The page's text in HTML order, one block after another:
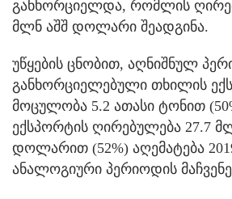
განხორციელდა, რომლის
მლნ აშშ დოლარი შეადგინა.
უწყების ცნობით, აღნიშნულ
განხორციელებული თხილის
მოცულობა 5.2 ათასი ტონით
ექსპორტის ღირებულება 27.7
დოლარით (52%) აღემატება
ანალოგიური პერიოდის